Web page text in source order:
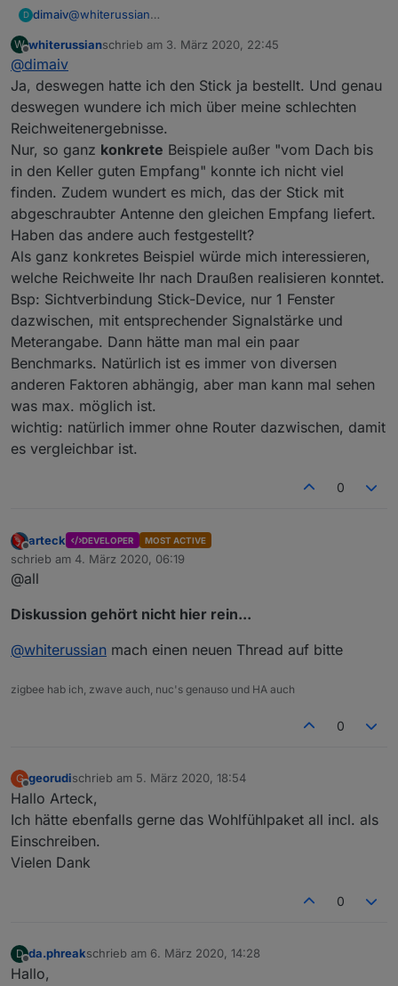
D dimaiv@whiterussian
https://forum.iobroker.net/topic/28994/cc2538-cc2592-
wegen keine Erfahrungen.
Hast du das hier durchgelesen?
ich-den-cc2531-cc2530
W
Offline
whiterussianschrieb am 3. März 2020, 22:45
zuletzt editiert von
@dimaiv
Ja, deswegen hatte ich den Stick ja bestellt. Und genau
deswegen wundere ich mich über meine schlechten
Reichweitenergebnisse.
Nur, so ganz konkrete Beispiele außer "vom Dach bis
in den Keller guten Empfang" konnte ich nicht viel
finden. Zudem wundert es mich, das der Stick mit
abgeschraubter Antenne den gleichen Empfang liefert.
Haben das andere auch festgestellt?
Als ganz konkretes Beispiel würde mich interessieren,
welche Reichweite Ihr nach Draußen realisieren konntet.
Bsp: Sichtverbindung Stick-Device, nur 1 Fenster
dazwischen, mit entsprechender Signalstärke und
Meterangabe. Dann hätte man mal ein paar
Benchmarks. Natürlich ist es immer von diversen
anderen Faktoren abhängig, aber man kann mal sehen
was max. möglich ist.
wichtig: natürlich immer ohne Router dazwischen, damit
es vergleichbar ist.
0
Offline
arteck DEVELOPER MOST ACTIVE
schrieb am 4. März 2020, 06:19
zuletzt editiert von
@all
Diskussion gehört nicht hier rein...
@whiterussian mach einen neuen Thread auf bitte
zigbee hab ich, zwave auch, nuc's genauso und HA auch
0
G
Offline
georudischrieb am 5. März 2020, 18:54
zuletzt editiert von
Hallo Arteck,
Ich hätte ebenfalls gerne das Wohlfühlpaket all incl. als
Einschreiben.
Vielen Dank
0
D
Offline
da.phreakschrieb am 6. März 2020, 14:28
zuletzt editiert von
Hallo,